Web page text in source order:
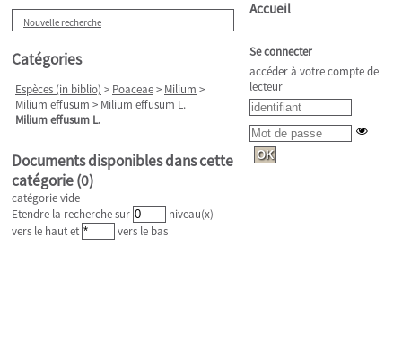
Nouvelle recherche
Catégories
Espèces (in biblio) > Poaceae> Milium >
Milium effusum > Milium effusum L.
Milium effusum L.
Documents disponibles dans cette
catégorie (0)
catégorie vide
Etendre la recherche sur
niveau(x)
vers le haut et
vers le bas
Accueil
Se connecter
accéder à votre compte de
lecteur